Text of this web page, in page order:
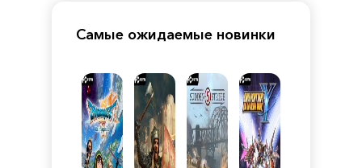
Самые ожидаемые новинки